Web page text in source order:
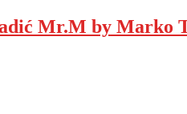
Mr.M by Marko